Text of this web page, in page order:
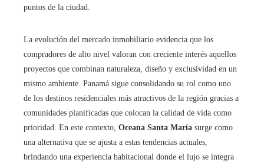
puntos de la ciudad.
La evolución del mercado inmobiliario evidencia que los
compradores de alto nivel valoran con creciente interés aquellos
proyectos que combinan naturaleza, diseño y exclusividad en un
mismo ambiente. Panamá sigue consolidando su rol como uno
de los destinos residenciales más atractivos de la región gracias a
comunidades planificadas que colocan la calidad de vida como
prioridad. En este contexto, Oceana Santa María surge como
una alternativa que se ajusta a estas tendencias actuales,
brindando una experiencia habitacional donde el lujo se integra